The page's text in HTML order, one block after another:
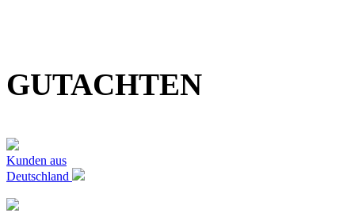
GUTACHTEN
Kunden aus
Deutschland